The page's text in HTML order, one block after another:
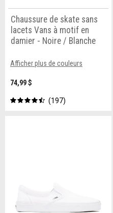
Chaussure de skate sans
lacets Vans à motif en
damier - Noire / Blanche
Afficher plus de couleurs
74,99 $
197